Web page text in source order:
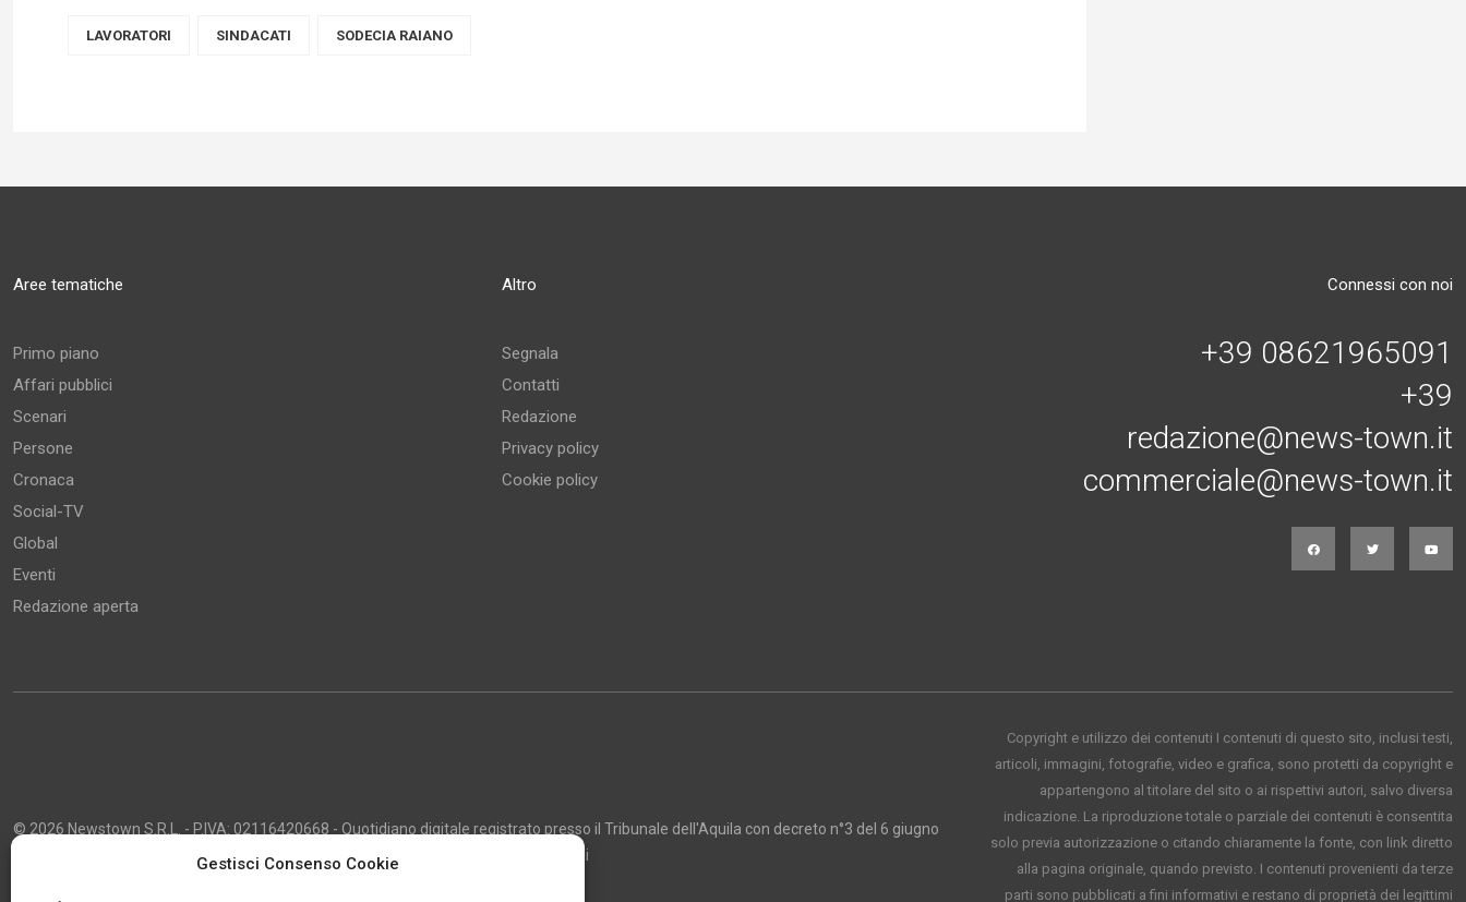
Gestisci Consenso Cookie
LAVORATORI SINDACATI SODECIA RAIANO
Aree tematiche
Primo piano
Affari pubblici
Scenari
Persone
Cronaca
Social-TV
Global
Eventi
Redazione aperta
Altro
Segnala
Contatti
Redazione
Privacy policy
Cookie policy
Connessi con noi
+39 08621965091
+39
redazione@news-town.it
commerciale@news-town.it
© 2026 Newstown S.R.L. - P.IVA: 02116420668 - Quotidiano digitale registrato presso il Tribunale dell'Aquila con decreto n°3 del 6 giugno
2013 - Direttore Responsabile: Giustino Masciocco - Capo Redattore: Marco Giancarli
Copyright e utilizzo dei contenuti I contenuti di questo sito, inclusi testi,
articoli, immagini, fotografie, video e grafica, sono protetti da copyright e
appartengono al titolare del sito o ai rispettivi autori, salvo diversa
indicazione. La riproduzione totale o parziale dei contenuti è consentita
solo previa autorizzazione o citando chiaramente la fonte, con link diretto
alla pagina originale, quando previsto. I contenuti provenienti da terze
parti sono pubblicati a fini informativi e restano di proprietà dei legittimi